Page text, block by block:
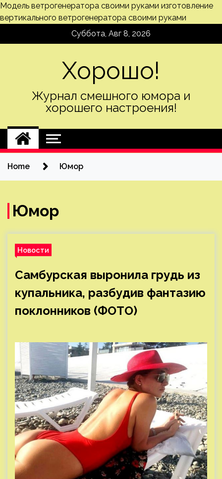
Модель ветрогенератора своими руками изготовление
вертикального ветрогенератора своими руками
Суббота, Авг 8, 2026
Хорошо!
Журнал смешного юмора и
хорошего настроения!
Home Юмор
Юмор
Новости
Самбурская выронила грудь из
купальника, разбудив фантазию
поклонников (ФОТО)